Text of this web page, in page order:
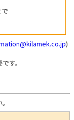
)
す。